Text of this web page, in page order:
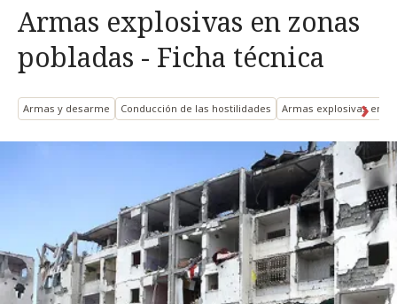
Armas explosivas en zonas
pobladas - Ficha técnica
Armas y desarme Conducción de las hostilidades Armas explosivas en